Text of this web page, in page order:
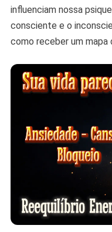
influenciam nossa
consciente e o
como receber um mapa